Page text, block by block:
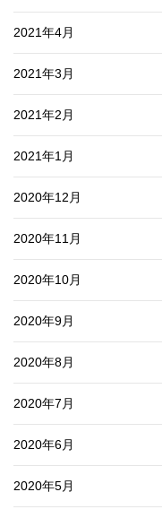
2021年4月
2021年3月
2021年2月
2021年1月
2020年12月
2020年11月
2020年10月
2020年9月
2020年8月
2020年7月
2020年6月
2020年5月